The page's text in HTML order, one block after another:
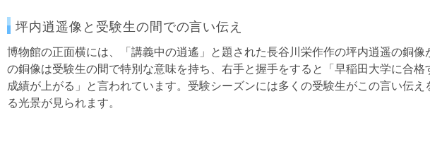
坪内逍遥像と受験生の間での言い伝え
博物館の正面横には、「講義中の逍遙」と題された長谷川栄作作の坪内逍遥の銅像
の銅像は受験生の間で特別な意味を持ち、右手と握手をすると「早稲田大学に合格
成績が上がる」と言われています。受験シーズンには多くの受験生がこの言い伝え
る光景が見られます。